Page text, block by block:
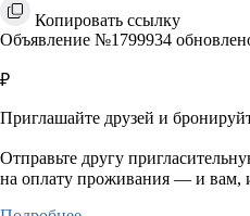
Копировать ссылку
Объявление №1799934
₽
Приглашайте друзей и
Отправьте другу
на оплату проживания — и вам,